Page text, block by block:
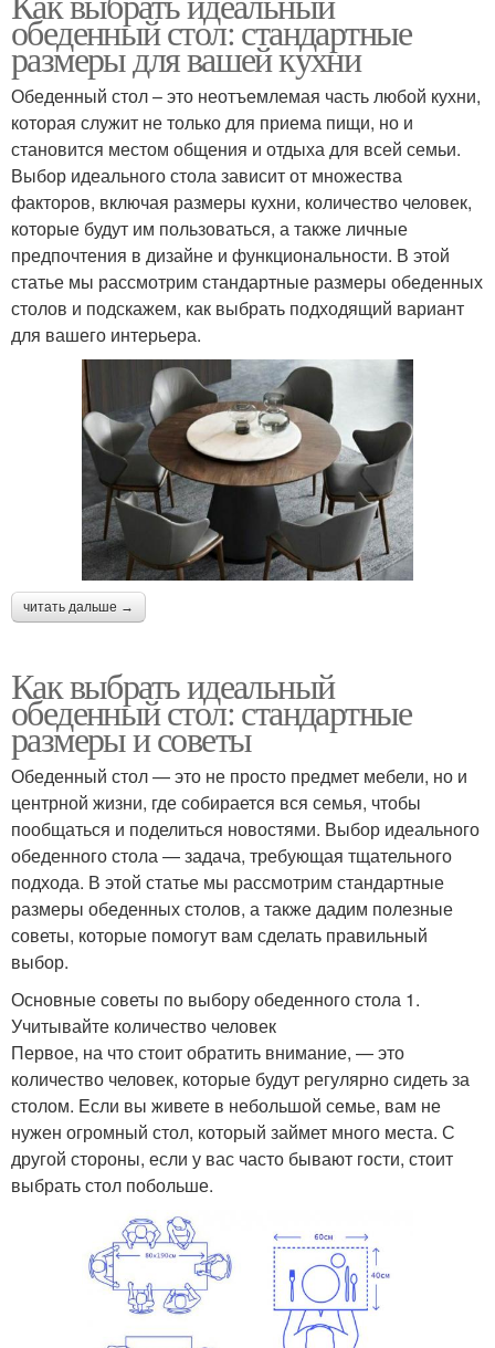
обеденный стол: стандартные
размеры для вашей кухни
Обеденный стол – это неотъемлемая часть любой кухни,
которая служит не только для приема пищи, но и
становится местом общения и отдыха для всей семьи.
Выбор идеального стола зависит от множества
факторов, включая размеры кухни, количество человек,
которые будут им пользоваться, а также личные
предпочтения в дизайне и функциональности. В этой
статье мы рассмотрим стандартные размеры обеденных
столов и подскажем, как выбрать подходящий вариант
для вашего интерьера.
читать дальше →
Как выбрать идеальный
обеденный стол: стандартные
размеры и советы
Обеденный стол — это не просто предмет мебели, но и
центрной жизни, где собирается вся семья, чтобы
пообщаться и поделиться новостями. Выбор идеального
обеденного стола — задача, требующая тщательного
подхода. В этой статье мы рассмотрим стандартные
размеры обеденных столов, а также дадим полезные
советы, которые помогут вам сделать правильный
выбор.
Основные советы по выбору обеденного стола 1.
Учитывайте количество человек
Первое, на что стоит обратить внимание, — это
количество человек, которые будут регулярно сидеть за
столом. Если вы живете в небольшой семье, вам не
нужен огромный стол, который займет много места. С
другой стороны, если у вас часто бывают гости, стоит
выбрать стол побольше.